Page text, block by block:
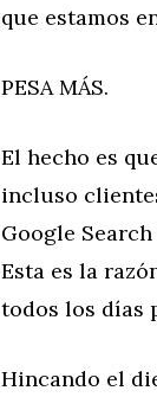
que estamos
PESA MÁS.
El hecho es
incluso
Google
Esta es la
todos los días
Hincando el